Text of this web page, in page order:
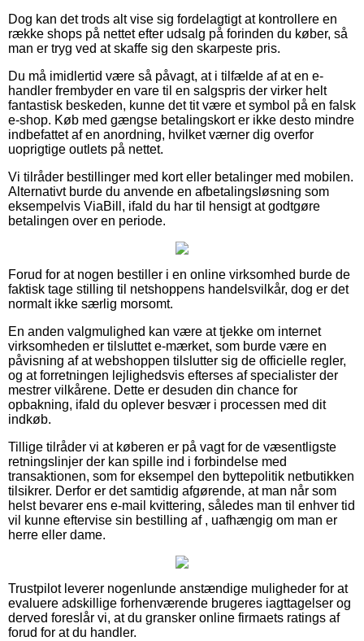
Dog kan det trods alt vise sig fordelagtigt at kontrollere en
række shops på nettet efter udsalg på forinden du køber, så
man er tryg ved at skaffe sig den skarpeste pris.
Du må imidlertid være så påvagt, at i tilfælde af at en e-
handler frembyder en vare til en salgspris der virker helt
fantastisk beskeden, kunne det tit være et symbol på en falsk
e-shop. Køb med gængse betalingskort er ikke desto mindre
indbefattet af en anordning, hvilket værner dig overfor
uoprigtige outlets på nettet.
Vi tilråder bestillinger med kort eller betalinger med mobilen.
Alternativt burde du anvende en afbetalingsløsning som
eksempelvis ViaBill, ifald du har til hensigt at godtgøre
betalingen over en periode.
Forud for at nogen bestiller i en online virksomhed burde de
faktisk tage stilling til netshoppens handelsvilkår, dog er det
normalt ikke særlig morsomt.
En anden valgmulighed kan være at tjekke om internet
virksomheden er tilsluttet e-mærket, som burde være en
påvisning af at webshoppen tilslutter sig de officielle regler,
og at forretningen lejlighedsvis efterses af specialister der
mestrer vilkårene. Dette er desuden din chance for
opbakning, ifald du oplever besvær i processen med dit
indkøb.
Tillige tilråder vi at køberen er på vagt for de væsentligste
retningslinjer der kan spille ind i forbindelse med
transaktionen, som for eksempel den byttepolitik netbutikken
tilsikrer. Derfor er det samtidig afgørende, at man når som
helst bevarer ens e-mail kvittering, således man til enhver tid
vil kunne eftervise sin bestilling af , uafhængig om man er
herre eller dame.
Trustpilot leverer nogenlunde anstændige muligheder for at
evaluere adskillige forhenværende brugeres iagttagelser og
derved foreslår vi, at du gransker online firmaets ratings af
forud for at du handler.